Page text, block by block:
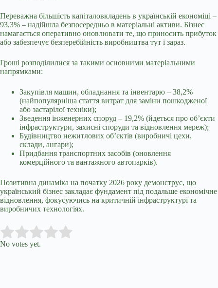
Переважна більшість капіталовкладень в українській економіці –
93,3% – надійшла безпосередньо в матеріальні активи. Бізнес
намагається оперативно оновлювати те, що приносить прибуток
або забезпечує безперебійність виробництва тут і зараз.
Гроші розподілилися за такими основними матеріальними
напрямками:
Закупівля машин, обладнання та інвентарю – 38,2%
(найпопулярніша стаття витрат для заміни пошкодженої
або застарілої техніки);
Зведення інженерних споруд – 19,2% (йдеться про об’єкти
інфраструктури, захисні споруди та відновлення мереж);
Будівництво нежитлових об’єктів (виробничі цехи,
склади, ангари);
Придбання транспортних засобів (оновлення
комерційного та вантажного автопарків).
Позитивна динаміка на початку 2026 року демонструє, що
український бізнес закладає фундамент під подальше економічне
відновлення, фокусуючись на критичній інфраструктурі та
виробничих технологіях.
Rate this item:
No votes yet.